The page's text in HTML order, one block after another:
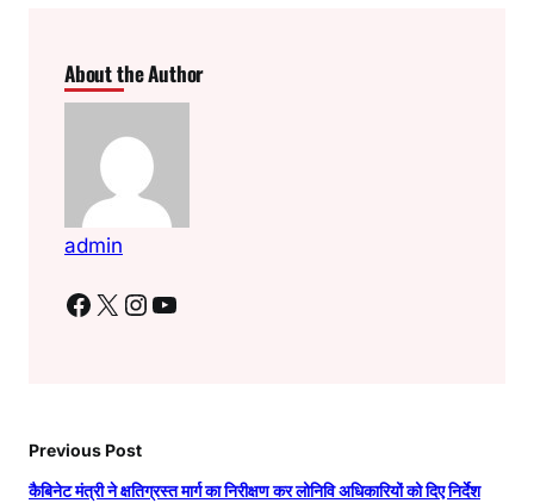
About the Author
admin
Facebook X Instagram YouTube
Previous Post
कैबिनेट मंत्री ने क्षतिग्रस्त मार्ग का निरीक्षण कर लोनिवि अधिकारियों को दिए निर्देश